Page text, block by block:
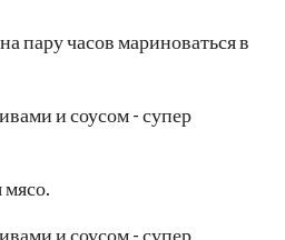
пару часов мариноваться в
мясо.